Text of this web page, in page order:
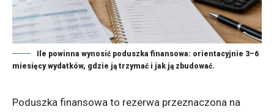
Ile powinna wynosić poduszka finansowa: orientacyjnie 3–6
miesięcy wydatków, gdzie ją trzymać i jak ją zbudować.
Poduszka finansowa to rezerwa przeznaczona na